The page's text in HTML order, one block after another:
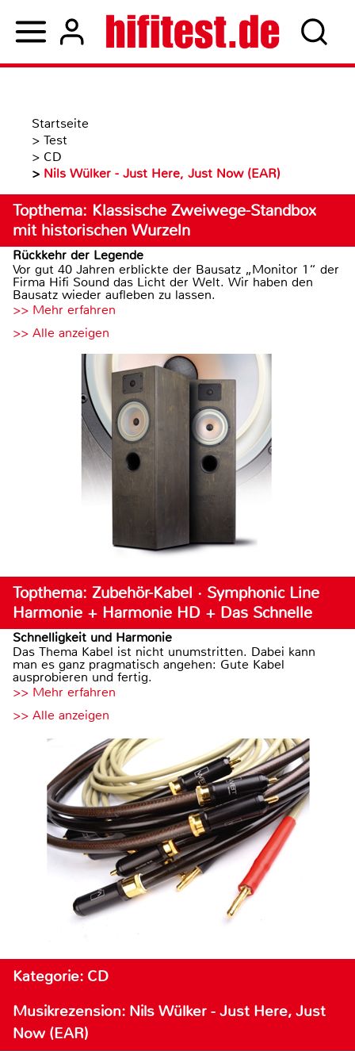
Startseite
> Test
> CD
> Nils Wülker - Just Here, Just Now (EAR)
Topthema: Klassische Zweiwege-Standbox
mit historischen Wurzeln
Rückkehr der Legende
Vor gut 40 Jahren erblickte der Bausatz „Monitor 1“ der
Firma Hifi Sound das Licht der Welt. Wir haben den
Bausatz wieder aufleben zu lassen.
>> Mehr erfahren
>> Alle anzeigen
Topthema: Zubehör-Kabel · Symphonic Line
Harmonie + Harmonie HD + Das Schnelle
Schnelligkeit und Harmonie
Das Thema Kabel ist nicht unumstritten. Dabei kann
man es ganz pragmatisch angehen: Gute Kabel
ausprobieren und fertig.
>> Mehr erfahren
>> Alle anzeigen
Kategorie: CD
Musikrezension: Nils Wülker - Just Here, Just
Now (EAR)